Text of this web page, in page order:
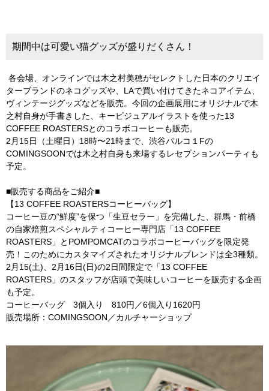
期間中は可愛い猫グッズが盛りだくさん！
各会場、オンラインでは木之村美穂がセレクトした日本のクリエイ
ターブランドのネコグッズや、LAで買い付けてきたネコアイテム、
ヴィンテージグッズなどを販売。今回の企画展用にオリジナルで木
之村自身が手書きした、キービジュアルイラストを使った13
COFFEE ROASTERSとのコラボコーヒーも販売。
2月15日（土曜日）18時〜21時まで、渋谷パルコ１Fの
COMINGSOONでは木之村自身も来場するレセプションパーティも
予定。
■販売する商品をご紹介■
【13 COFFEE ROASTERSコーヒーバッグ】
コーヒー豆の“鮮度”を保つ「生豆セラー」を完備した、群馬・前橋
の自家焙煎スペシャルティコーヒー専門店「13 COFFEE
ROASTERS」とPOMPOMCATのコラボコーヒーバッグを限定発
売！このためにカスタマイズされたオリジナルブレンドは全3種類。
2月15(土)、2月16日(日)の2日間限定で「13 COFFEE
ROASTERS」のスタッフが店頭で美味しいコーヒーを販売する企画
も予定。
コーヒーバッグ 3個入り 810円／6個入り1620円
販売場所：COMINGSOON／カルチャーショップ